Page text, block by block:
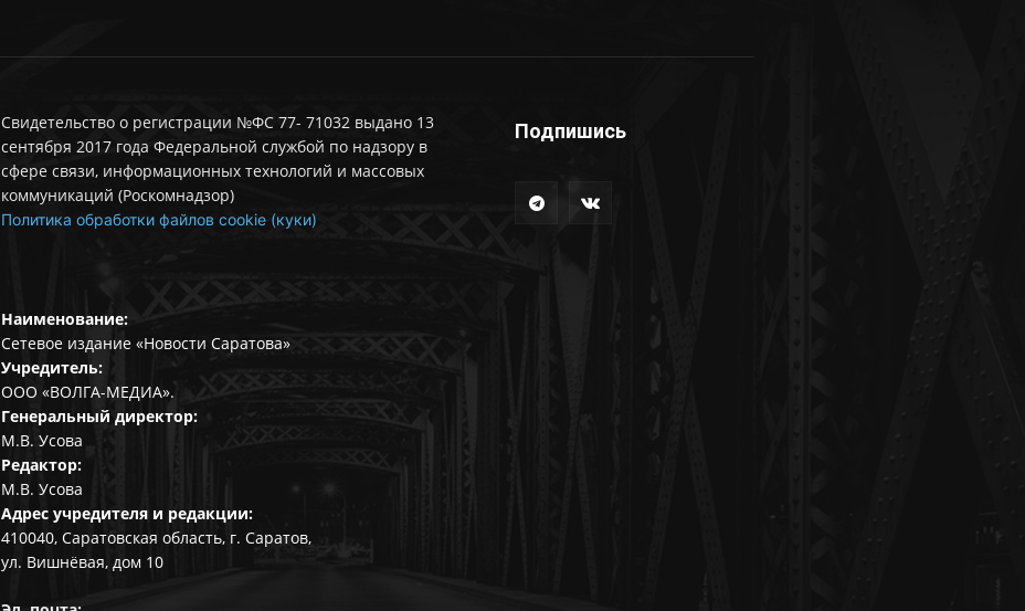
Свидетельство о регистрации №ФС 77- 71032 выдано 13
сентября 2017 года Федеральной службой по надзору в
сфере связи, информационных технологий и массовых
коммуникаций (Роскомнадзор)
Политика обработки файлов cookie (куки)
Наименование:
Сетевое издание «Новости Саратова»
Учредитель:
ООО «ВОЛГА-МЕДИА».
Генеральный директор:
М.В. Усова
Редактор:
М.В. Усова
Адрес учредителя и редакции:
410040, Саратовская область, г. Саратов,
ул. Вишнёвая, дом 10
Подпишись